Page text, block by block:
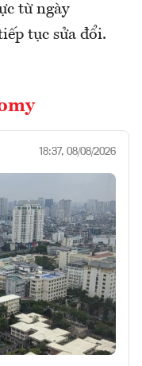
từ ngày
tục sửa đổi.
18:37, 08/08/2026